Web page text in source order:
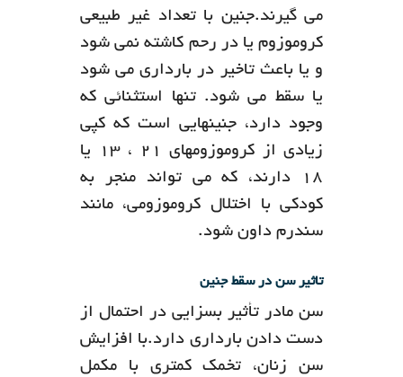
می گیرند.جنین با تعداد غیر طبیعی
کروموزوم یا در رحم کاشته نمی شود
و یا باعث تاخیر در بارداری می شود
یا سقط می شود. تنها استثنائی که
وجود دارد، جنینهایی است که کپی
زیادی از کروموزومهای 21 ، 13 یا
18 دارند، که می تواند منجر به
کودکی با اختلال کروموزومی، مانند
سندرم داون شود.
تاثیر سن در سقط جنین
سن مادر تأثیر بسزایی در احتمال از
دست دادن بارداری دارد.با افزایش
سن زنان، تخمک کمتری با مکمل